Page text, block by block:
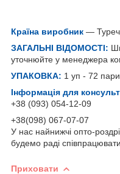
Країна виробник —
ЗАГАЛЬНІ ВІДОМОСТІ:
уточнюйте у менеджера
УПАКОВКА: 1 уп - 72 пари
Інформація для
+38 (093) 054-12-09
+38(098) 067-07-07
У нас найнижчі опто-
будемо раді
Приховати